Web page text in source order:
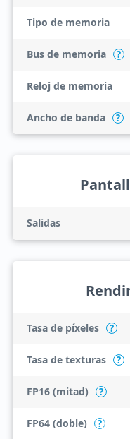
Tipo de memoria
Bus de memoria ?
Reloj de memoria
Ancho de banda ?
Salidas
Tasa de píxeles ?
Tasa de texturas ?
FP16 (mitad) ?
FP64 (doble) ?